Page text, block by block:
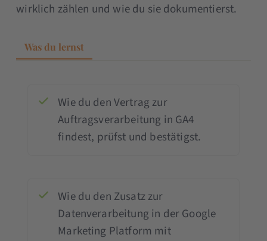
wirklich zählen und wie du sie dokumentierst.
Was du lernst
Wie du den Vertrag zur
Auftragsverarbeitung in GA4
findest, prüfst und bestätigst.
Wie du den Zusatz zur
Datenverarbeitung in der Google
Marketing Platform mit